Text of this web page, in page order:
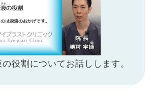
役割についてお話しします。